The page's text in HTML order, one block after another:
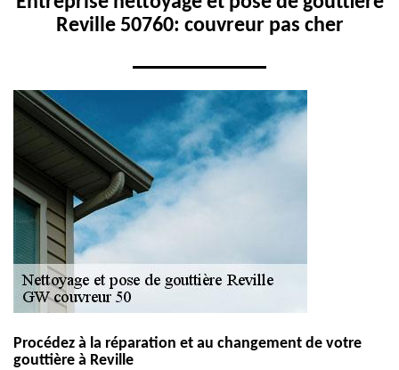
Reville 50760: couvreur pas cher
Procédez à la réparation et au changement de votre
gouttière à Reville